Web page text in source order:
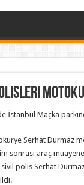
İstanbul Maçka
Serhat Durmaz
sonrası araç
sivil polis Serhat